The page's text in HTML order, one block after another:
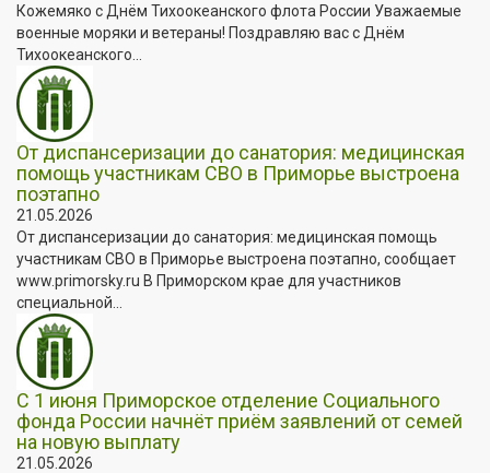
Кожемяко с Днём Тихоокеанского флота России Уважаемые
военные моряки и ветераны! Поздравляю вас с Днём
Тихоокеанского...
От диспансеризации до санатория: медицинская
помощь участникам СВО в Приморье выстроена
поэтапно
21.05.2026
От диспансеризации до санатория: медицинская помощь
участникам СВО в Приморье выстроена поэтапно, сообщает
www.primorsky.ru В Приморском крае для участников
специальной...
С 1 июня Приморское отделение Социального
фонда России начнёт приём заявлений от семей
на новую выплату
21.05.2026